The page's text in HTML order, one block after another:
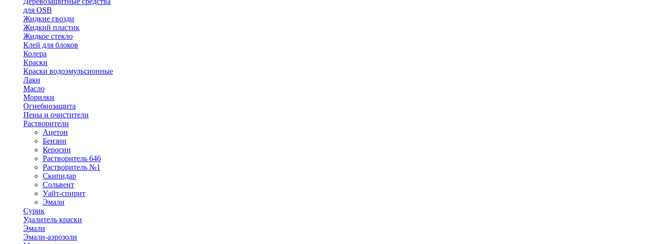
для OSB
Жидкие гвозди
Жидкий пластик
Жидкое стекло
Клей для блоков
Колера
Краски
Краски водоэмульсионные
Лаки
Масло
Морилки
Огнебиозащита
Пены и очистители
Растворители
Ацетон
Бензин
Керосин
Растворитель 646
Растворитель №1
Скипидар
Сольвент
Уайт-спирит
Эмали
Сурик
Удалитель краски
Эмали
Эмали-аэрозоли